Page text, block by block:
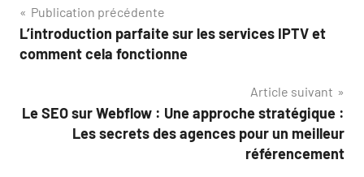
Navigation
de
Publication précédente
L’introduction parfaite sur les services IPTV et
comment cela fonctionne
Article suivant
Le SEO sur Webflow : Une approche stratégique :
Les secrets des agences pour un meilleur
référencement